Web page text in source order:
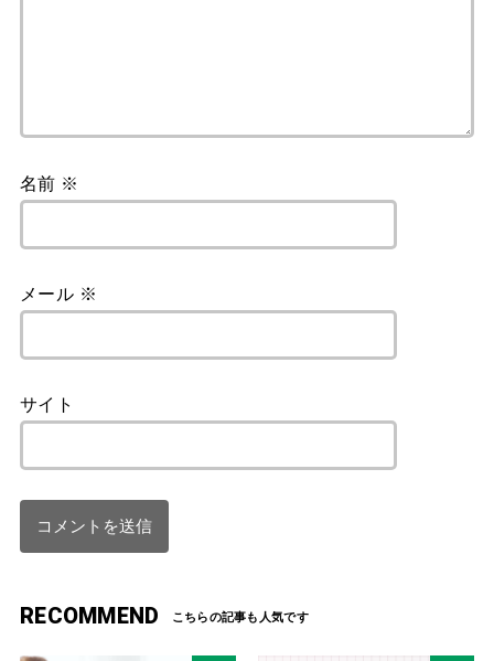
名前 ※
メール ※
サイト
RECOMMEND